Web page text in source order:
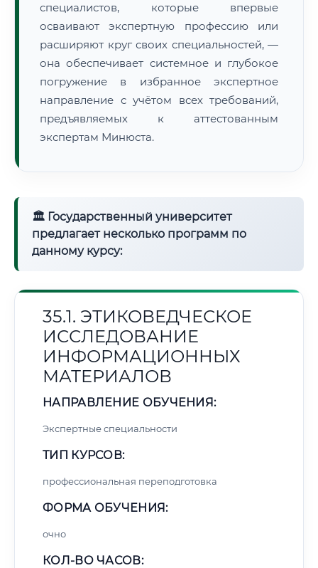
специалистов, которые впервые
осваивают экспертную профессию или
расширяют круг своих специальностей, —
она обеспечивает системное и глубокое
погружение в избранное экспертное
направление с учётом всех требований,
предъявляемых к аттестованным
экспертам Минюста.
🏛 Государственный университет
предлагает несколько программ по
данному курсу:
35.1. ЭТИКОВЕДЧЕСКОЕ
ИССЛЕДОВАНИЕ
ИНФОРМАЦИОННЫХ
МАТЕРИАЛОВ
НАПРАВЛЕНИЕ ОБУЧЕНИЯ:
Экспертные специальности
ТИП КУРСОВ:
профессиональная переподготовка
ФОРМА ОБУЧЕНИЯ:
очно
КОЛ-ВО ЧАСОВ: